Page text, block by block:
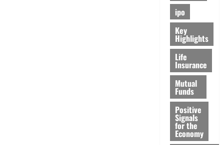
ipo
Key
Highlights
Life
Insurance
Mutual
Funds
Positive
Signals
for the
Economy